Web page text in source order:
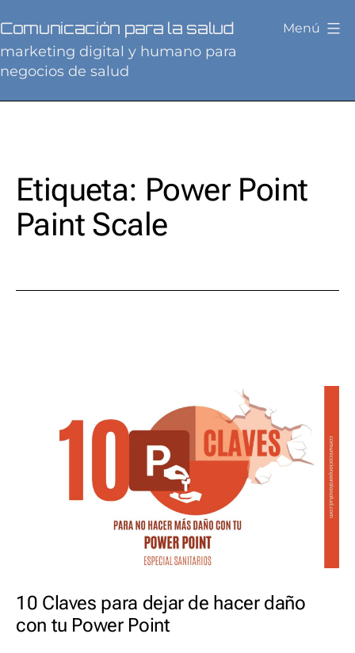
al
contenido
Comunicación para la salud
marketing digital y humano para
negocios de salud
Menú
Etiqueta: Power Point
Paint Scale
10 Claves para dejar de hacer daño
con tu Power Point